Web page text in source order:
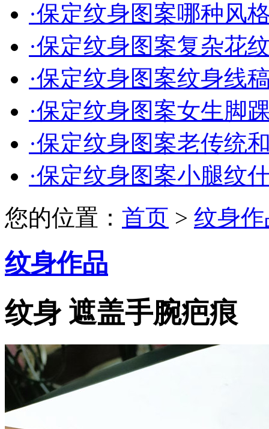
·保定纹身图案哪种风
·保定纹身图案复杂花
·保定纹身图案纹身线
·保定纹身图案女生脚
·保定纹身图案老传统
·保定纹身图案小腿纹
您的位置： 首页 > 纹身
纹身作品
纹身 遮盖手腕疤痕